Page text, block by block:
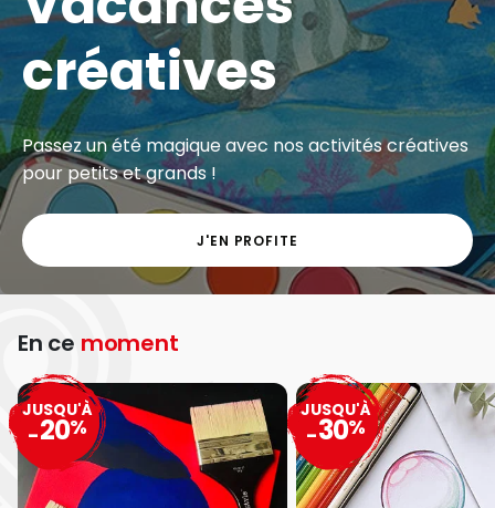
créatives
Passez un été magique avec nos activités créatives
pour petits et grands !
J'EN PROFITE
En ce moment
JUSQU'À
-20%
JUSQU'À
-30%